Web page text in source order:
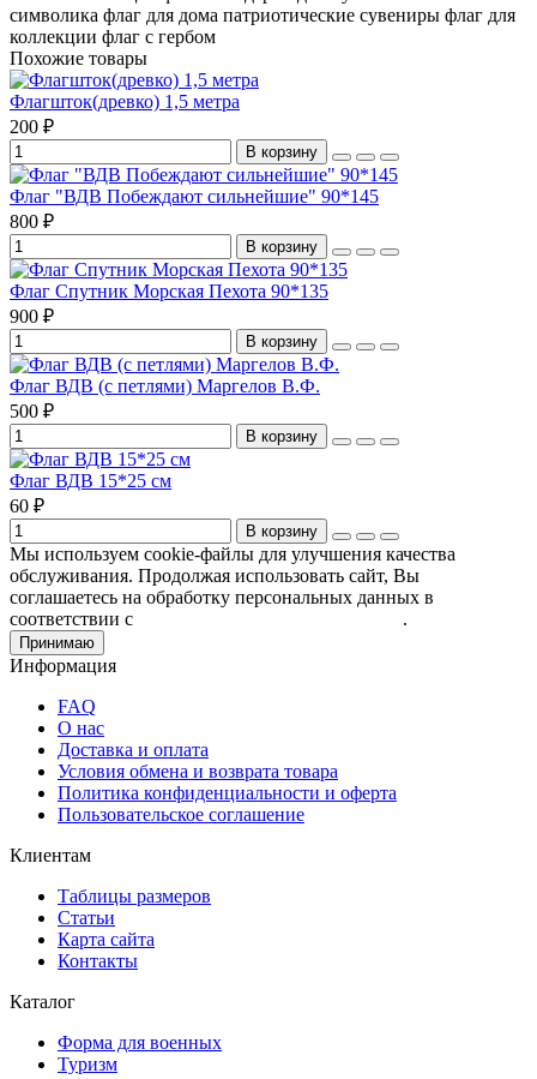
символика флаг для дома патриотические сувениры флаг для
коллекции флаг с гербом
Похожие товары
Флагшток(древко) 1,5 метра
200 ₽
В корзину
Флаг "ВДВ Побеждают сильнейшие" 90*145
800 ₽
В корзину
Флаг Спутник Морская Пехота 90*135
900 ₽
В корзину
Флаг ВДВ (с петлями) Маргелов В.Ф.
500 ₽
В корзину
Флаг ВДВ 15*25 см
60 ₽
В корзину
Мы используем cookie-файлы для улучшения качества
обслуживания. Продолжая использовать сайт, Вы
соглашаетесь на обработку персональных данных в
соответствии с
.
Принимаю
Информация
FAQ
О нас
Доставка и оплата
Условия обмена и возврата товара
Политика конфиденциальности и оферта
Пользовательское соглашение
Клиентам
Таблицы размеров
Статьи
Карта сайта
Контакты
Каталог
Форма для военных
Туризм